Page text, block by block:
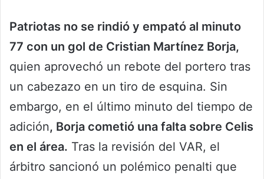
Patriotas no se rindió y empató al minuto
77 con un gol de Cristian Martínez Borja,
quien aprovechó un rebote del portero tras
un cabezazo en un tiro de esquina. Sin
embargo, en el último minuto del tiempo de
adición, Borja cometió una falta sobre Celis
en el área. Tras la revisión del VAR, el
árbitro sancionó un polémico penalti que